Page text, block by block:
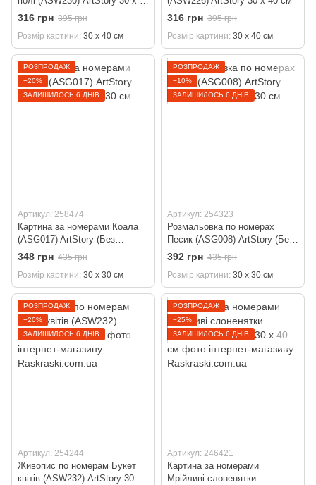
см
316 грн 395 грн
Розмір картини 30 х 40 см
316 грн 395 грн
Розмір картини 30 х 40 см
РОЗПРОДАЖ
−20%
ЗАЛИШИЛОСЬ 6 ДНІВ
Артикул: 258474
Картина за номерами Коала
(ASG017) ArtStory (Без
коробки) 30 х 30 см
348 грн 435 грн
Розмір картини 30 х 30 см
РОЗПРОДАЖ
−10%
ЗАЛИШИЛОСЬ 6 ДНІВ
Артикул: 254323
Розмальовка по номерах
Песик (ASG008) ArtStory (Без
коробки) 30 х 30 см
392 грн 435 грн
Розмір картини 30 х 30 см
РОЗПРОДАЖ
−20%
ЗАЛИШИЛОСЬ 6 ДНІВ
Артикул: 254244
Живопис по номерам Букет
квітів (ASW232) ArtStory 30 х
РОЗПРОДАЖ
−25%
ЗАЛИШИЛОСЬ 6 ДНІВ
Артикул: 246421
Картина за номерами
Мрійливі слоненятки